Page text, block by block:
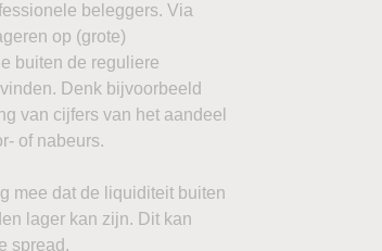
beleggers. Via
op (grote)
buiten de reguliere
Denk bijvoorbeeld
van cijfers van het aandeel
of nabeurs.
mee dat de liquiditeit buiten
lager kan zijn. Dit kan
spread.